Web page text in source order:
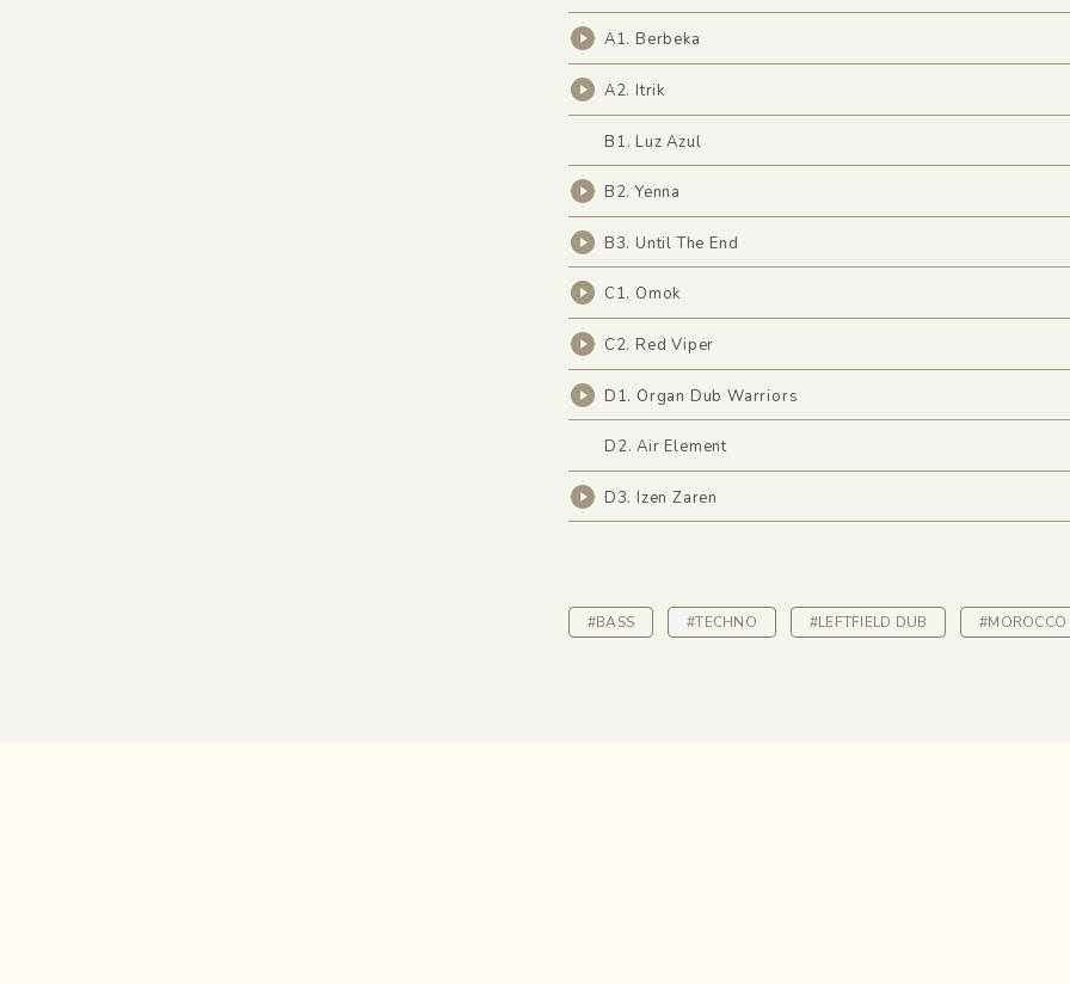
A1. Berbeka
A2. Itrik
B1. Luz Azul
B2. Yenna
B3. Until The End
C1. Omok
C2. Red Viper
D1. Organ Dub Warriors
D2. Air Element
D3. Izen Zaren
#BASS #TECHNO #LEFTFIELD DUB #MOROCCO